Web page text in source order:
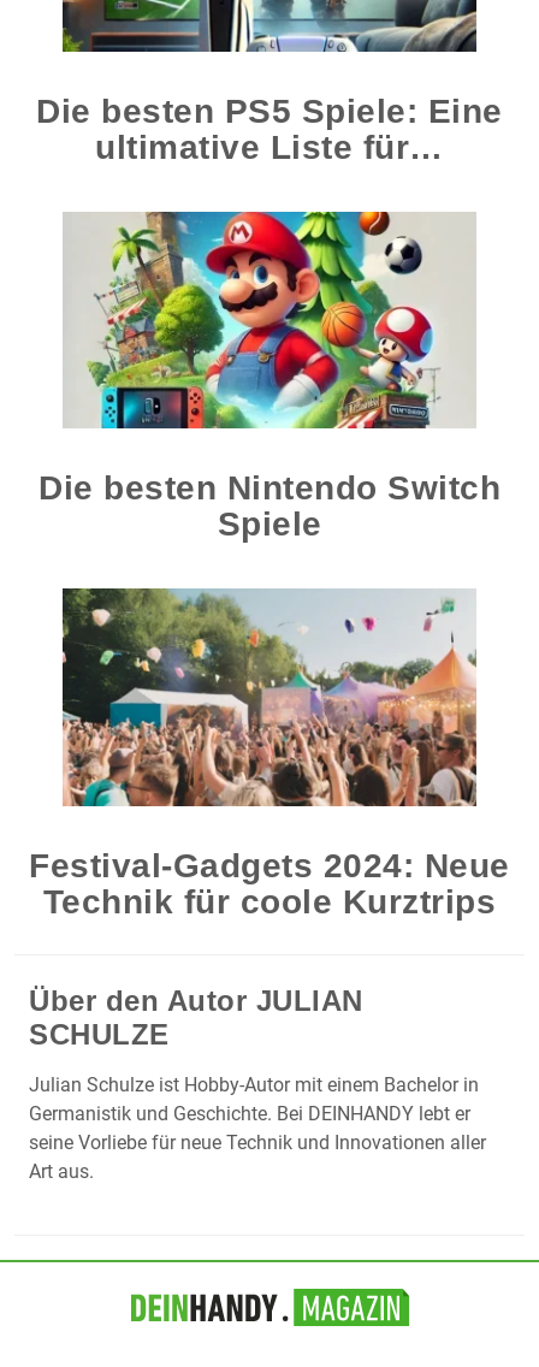
Die besten PS5 Spiele: Eine
ultimative Liste für…
Die besten Nintendo Switch
Spiele
Festival-Gadgets 2024: Neue
Technik für coole Kurztrips
Über den Autor JULIAN
SCHULZE
Julian Schulze ist Hobby-Autor mit einem Bachelor in
Germanistik und Geschichte. Bei DEINHANDY lebt er
seine Vorliebe für neue Technik und Innovationen aller
Art aus.